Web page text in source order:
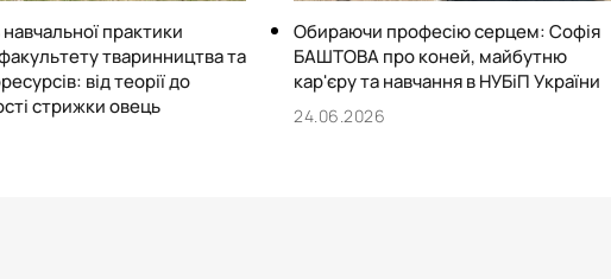
практики
тваринництва та
від теорії до
стрижки овець
Обираючи професію серцем: Софія
БАШТОВА про коней, майбутню
кар'єру та навчання в НУБіП України
24.06.2026